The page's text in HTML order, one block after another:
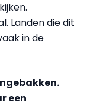
Landen die dit
in de
een